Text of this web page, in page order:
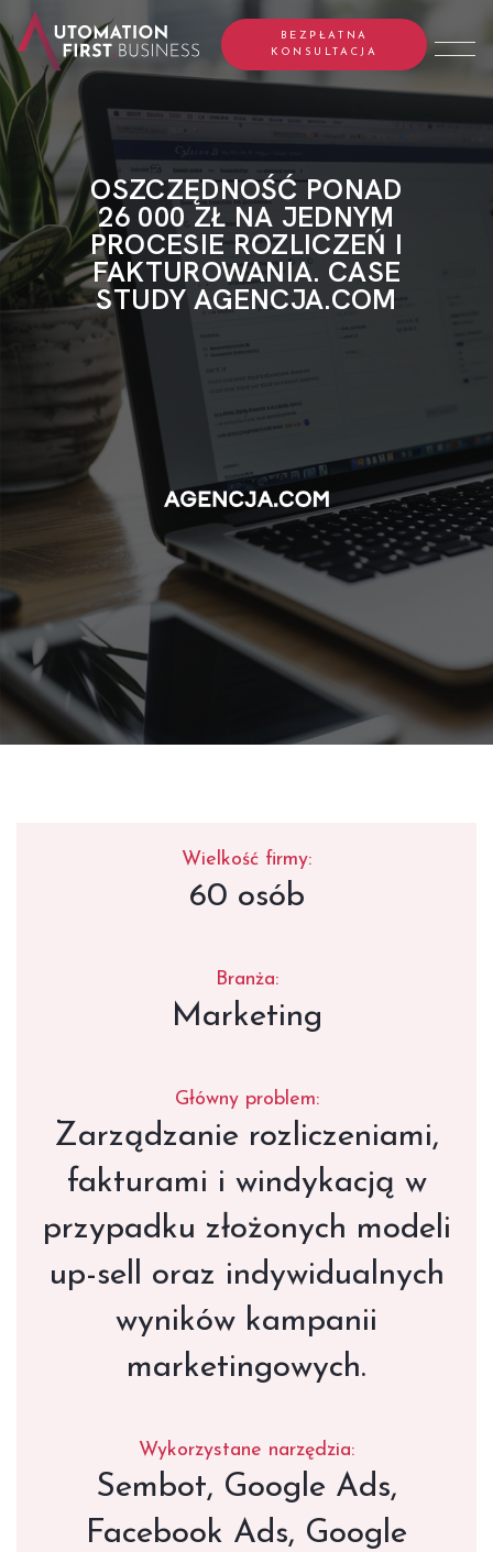
BEZPŁATNA
KONSULTACJA
OSZCZĘDNOŚĆ PONAD
26 000 ZŁ NA JEDNYM
PROCESIE ROZLICZEŃ I
FAKTUROWANIA. CASE
STUDY AGENCJA.COM
Wielkość firmy:
60 osób
Branża:
Marketing
Główny problem:
Zarządzanie rozliczeniami,
fakturami i windykacją w
przypadku złożonych modeli
up-sell oraz indywidualnych
wyników kampanii
marketingowych.
Wykorzystane narzędzia:
Sembot, Google Ads,
Facebook Ads, Google